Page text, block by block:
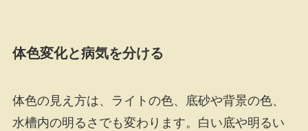
体色変化と病気を分ける
体色の見え方は、ライトの色、底砂や背景の色、
水槽内の明るさでも変わります。白い底や明るい